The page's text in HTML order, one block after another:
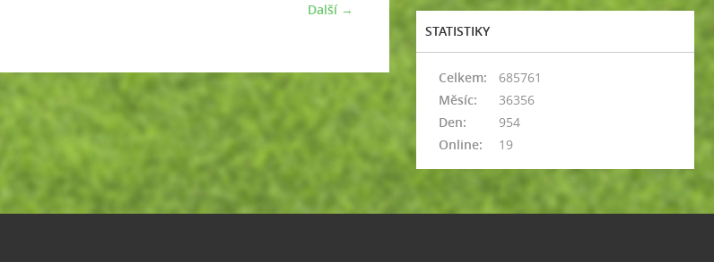
Další →
STATISTIKY
Online: 19
Celkem:
685761
Měsíc:
36356
Den:
954